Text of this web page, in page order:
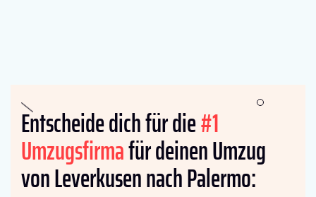
Entscheide dich für die#1
Umzugsfirmafür deinen Umzug
von Leverkusen nach Palermo: